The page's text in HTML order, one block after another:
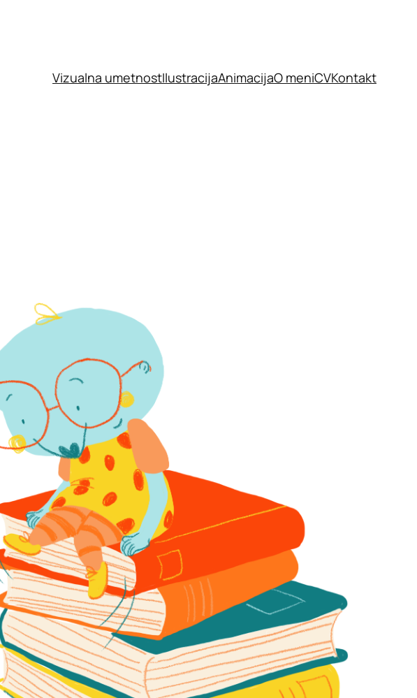
Vizualna umetnostIlustracijaAnimacijaO meniCVKontakt